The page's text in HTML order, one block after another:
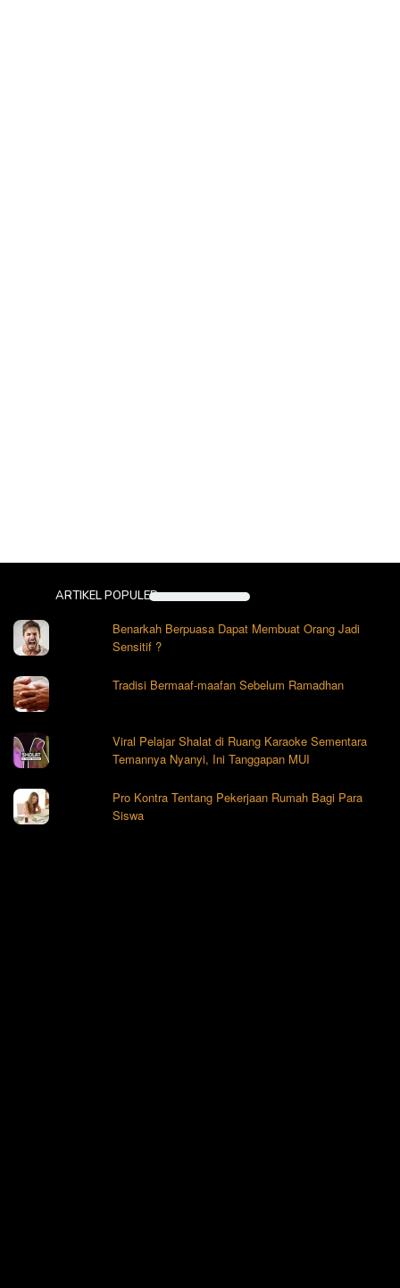
ARTIKEL POPULER
Benarkah Berpuasa Dapat Membuat Orang Jadi
Sensitif ?
Tradisi Bermaaf-maafan Sebelum Ramadhan
Viral Pelajar Shalat di Ruang Karaoke Sementara
Temannya Nyanyi, Ini Tanggapan MUI
Pro Kontra Tentang Pekerjaan Rumah Bagi Para
Siswa